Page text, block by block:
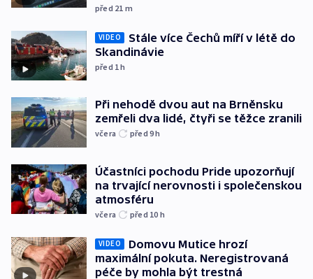
před 21 m
VIDEO
Stále více Čechů míří v létě do
Skandinávie
před 1h
Při nehodě dvou aut na Brněnsku
zemřeli dva lidé, čtyři se těžce zranili
včera před 9h
Účastníci pochodu Pride upozorňují
na trvající nerovnosti i společenskou
atmosféru
včera před 10 h
VIDEO
Domovu Mutice hrozí
maximální pokuta. Neregistrovaná
péče by mohla být trestná